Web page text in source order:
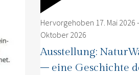
Hervorgehoben 17. Mai 2026 -
Oktober 2026
Ausstellung:
– eine Geschichte